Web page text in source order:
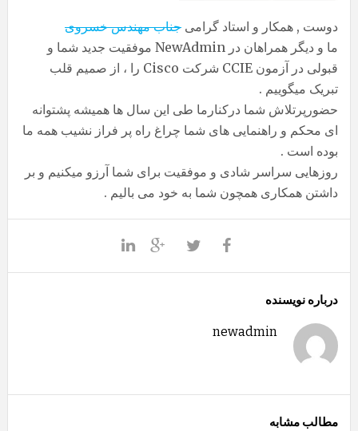
دوست , همکار و استاد گرامی جناب مهندس خسروی
ما و دیگر همراهان در NewAdmin موفقیت جدید شما و
قبولی در آزمون CCIE شرکت Cisco را ، از صمیم قلب
تبریک میگوییم .
حضورپرتلاش شما درکنارما طی این سال ها همیشه پشتوانه
ای محکم و راهنمایی های شما چراغ راه پر فراز نشیب همه ما
بوده است .
روزهایی سراسر شادی و موفقیت برای شما آرزو میکنیم و بر
داشتن همکاری همچون شما به خود می بالیم .
درباره نویسنده
newadmin
مطالب مشابه